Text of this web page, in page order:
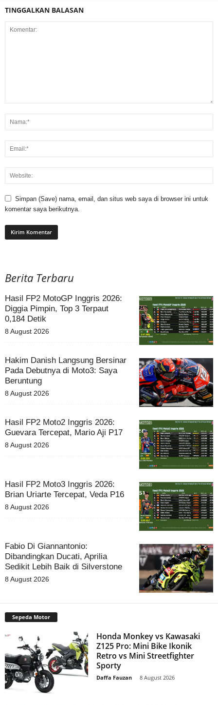
TINGGALKAN BALASAN
Simpan (Save) nama, email, dan situs web saya di browser ini untuk
komentar saya berikutnya.
Berita Terbaru
Hasil FP2 MotoGP Inggris 2026:
Diggia Pimpin, Top 3 Terpaut
0,184 Detik
8 August 2026
Hakim Danish Langsung Bersinar
Pada Debutnya di Moto3: Saya
Beruntung
8 August 2026
Hasil FP2 Moto2 Inggris 2026:
Guevara Tercepat, Mario Aji P17
8 August 2026
Hasil FP2 Moto3 Inggris 2026:
Brian Uriarte Tercepat, Veda P16
8 August 2026
Fabio Di Giannantonio:
Dibandingkan Ducati, Aprilia
Sedikit Lebih Baik di Silverstone
8 August 2026
Sepeda Motor
Honda Monkey vs Kawasaki
Z125 Pro: Mini Bike Ikonik
Retro vs Mini Streetfighter
Sporty
Daffa Fauzan 8 August 2026